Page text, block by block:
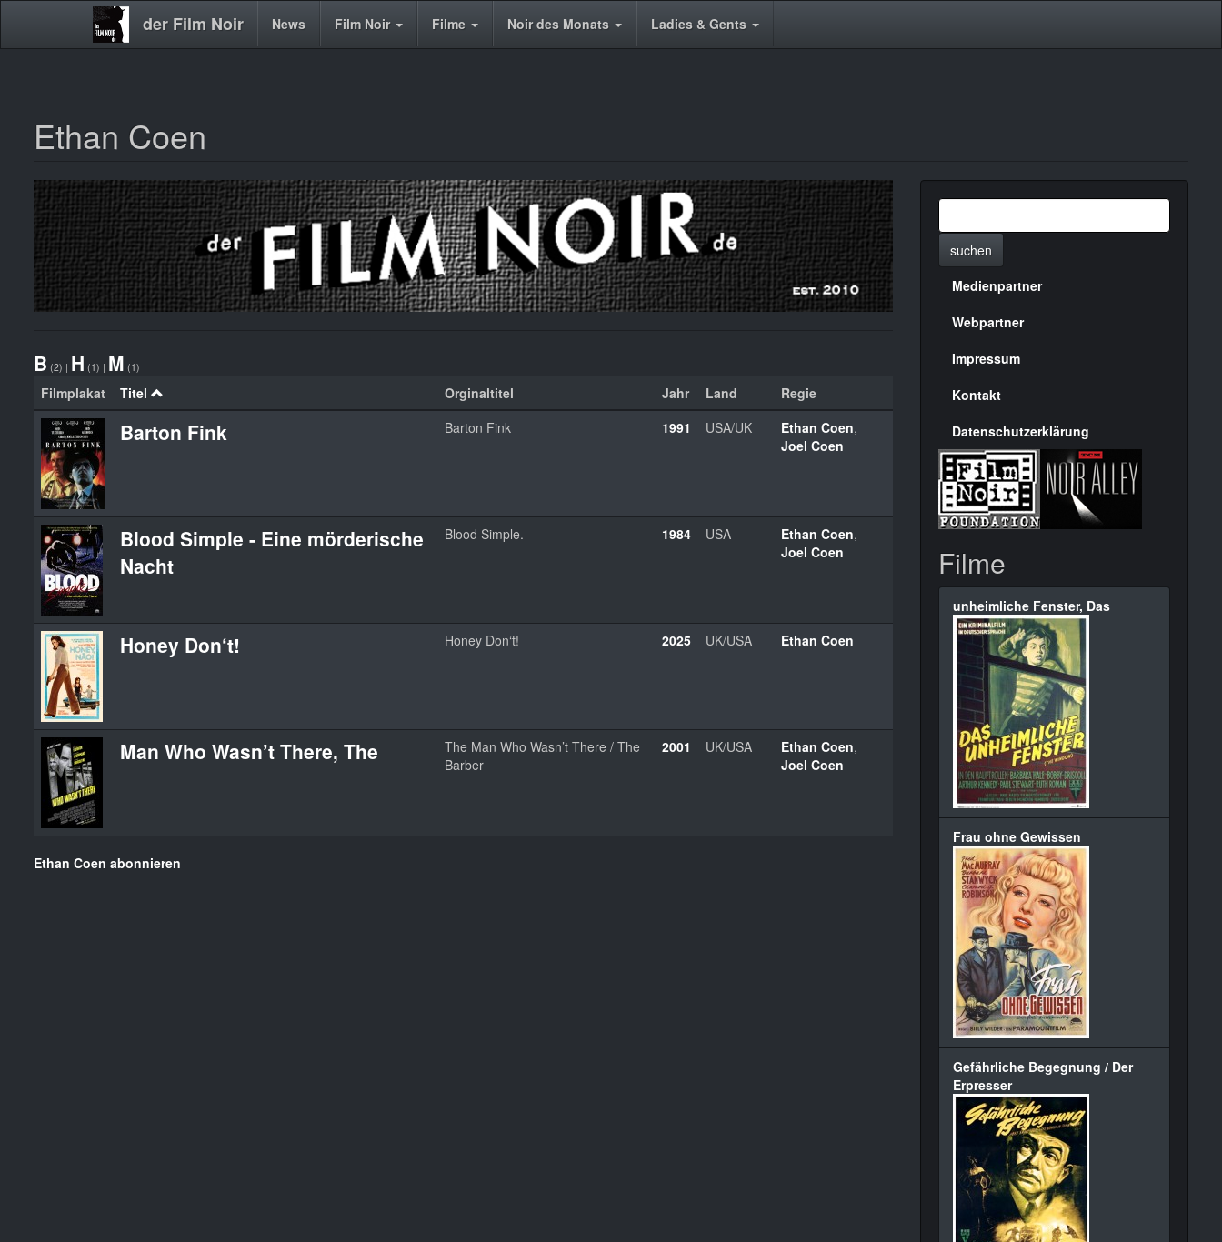
der Film Noir
Main News Film Noir Filme Noir des Monats Ladies & Gents
Ethan Coen
B (2) | H (1) | M (1)
Filmplakat Titel Orginaltitel Jahr Land Regie
Barton Fink Barton Fink 1991 USA/UK Ethan Coen,
Joel Coen
Blood Simple - Eine mörderische
Nacht
Blood Simple. 1984 USA Ethan Coen,
Joel Coen
Honey Don‘t! Honey Don‘t! 2025 UK/USA Ethan Coen
Man Who Wasn’t There, The
The Man Who Wasn’t There / The
Barber
2001 UK/USA Ethan Coen,
Joel Coen
Ethan Coen abonnieren
suchen
Menülinks
rechte
Seite
Medienpartner
Webpartner
Impressum
Kontakt
Datenschutzerklärung
Filme
unheimliche Fenster, Das
Frau ohne Gewissen
Gefährliche Begegnung / Der
Erpresser